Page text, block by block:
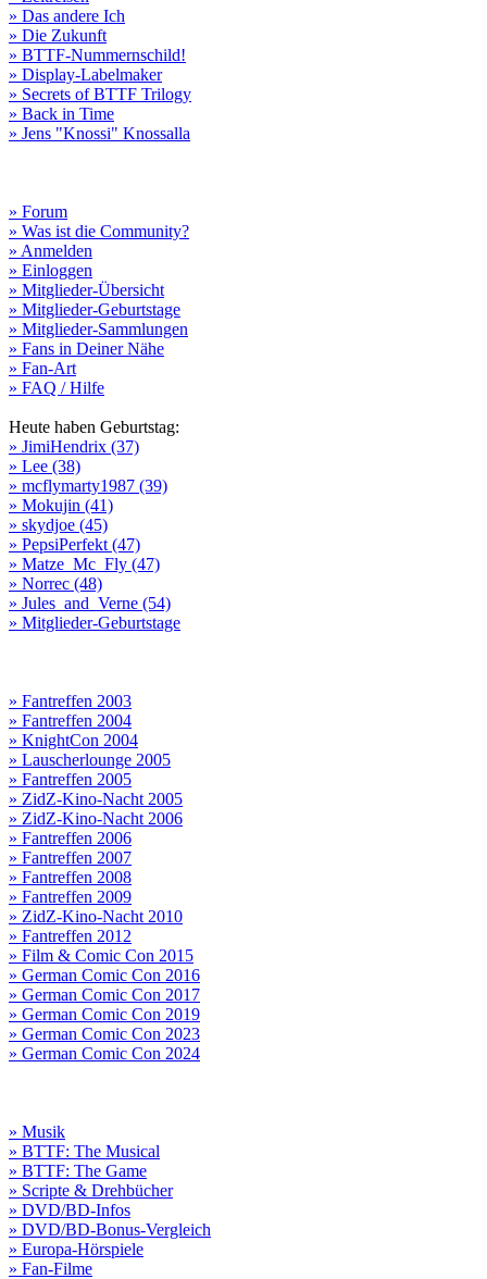
» Das andere Ich
» Die Zukunft
» BTTF-Nummernschild!
» Display-Labelmaker
» Secrets of BTTF Trilogy
» Back in Time
» Jens "Knossi" Knossalla
» Forum
» Was ist die Community?
» Anmelden
» Einloggen
» Mitglieder-Übersicht
» Mitglieder-Geburtstage
» Mitglieder-Sammlungen
» Fans in Deiner Nähe
» Fan-Art
» FAQ / Hilfe
Heute haben Geburtstag:
» JimiHendrix (37)
» Lee (38)
» mcflymarty1987 (39)
» Mokujin (41)
» skydjoe (45)
» PepsiPerfekt (47)
» Matze_Mc_Fly (47)
» Norrec (48)
» Jules_and_Verne (54)
» Mitglieder-Geburtstage
» Fantreffen 2003
» Fantreffen 2004
» KnightCon 2004
» Lauscherlounge 2005
» Fantreffen 2005
» ZidZ-Kino-Nacht 2005
» ZidZ-Kino-Nacht 2006
» Fantreffen 2006
» Fantreffen 2007
» Fantreffen 2008
» Fantreffen 2009
» ZidZ-Kino-Nacht 2010
» Fantreffen 2012
» Film & Comic Con 2015
» German Comic Con 2016
» German Comic Con 2017
» German Comic Con 2019
» German Comic Con 2023
» German Comic Con 2024
» Musik
» BTTF: The Musical
» BTTF: The Game
» Scripte & Drehbücher
» DVD/BD-Infos
» DVD/BD-Bonus-Vergleich
» Europa-Hörspiele
» Fan-Filme